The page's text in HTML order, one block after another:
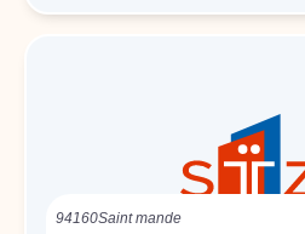
94160Saint mande